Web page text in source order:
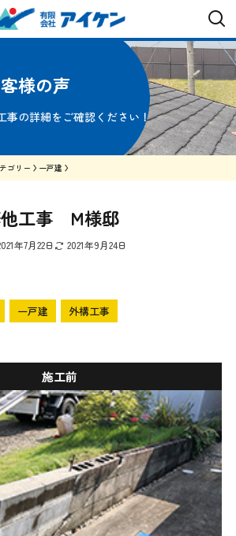
様の声
事の詳細をご確認ください！
ゴリー 一戸建
他工事 M様邸
年7月22日 2021年9月24日
一戸建 外構工事
施工前